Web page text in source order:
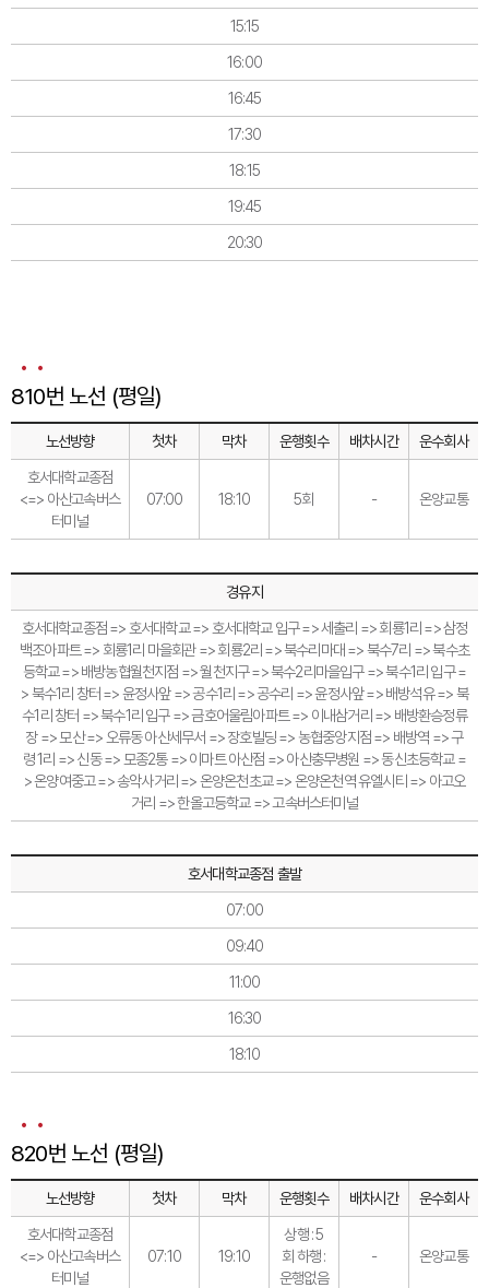
15:15
16:00
16:45
17:30
18:15
19:45
20:30
810번 노선 (평일)
노선방향 첫차 막차 운행횟수 배차시간
운수회사
호서대학교종점
<=> 아산고속버스
터미널
07:00 18:10 5회 - 온양교통
경유지
호서대학교종점 => 호서대학교 => 호서대학교 입구 => 세출리 => 회룡1리 => 삼정
백조아파트 => 회룡1리 마을회관 => 회룡2리 => 북수리마대 => 북수7리 => 북수초
등학교 => 배방농협월천지점 => 월천지구 => 북수2리마을입구 => 북수1리 입구 =
> 북수1리 창터 => 윤정사앞 => 공수1리 => 공수리 => 윤정사앞 => 배방석유 => 북
수1리 창터 => 북수1리 입구 => 금호어울림아파트 => 이내삼거리 => 배방환승정류
장 => 모산 => 오류동 아산세무서 => 장호빌딩 => 농협중앙지점 => 배방역 => 구
령 1리 => 신동 => 모종2통 => 이마트 아산점 => 아산충무병원 => 동신초등학교 =
> 온양여중고 => 송악사거리 => 온양온천초교 => 온양온천역 유엘시티 => 아고오
거리 => 한올고등학교 => 고속버스터미널
호서대학교종점 출발
07:00
09:40
11:00
16:30
18:10
820번 노선 (평일)
노선방향 첫차 막차 운행횟수 배차시간
운수회사
호서대학교종점
<=> 아산고속버스
터미널
07:10 19:10
상행 : 5
회 하행 :
운행없음
- 온양교통